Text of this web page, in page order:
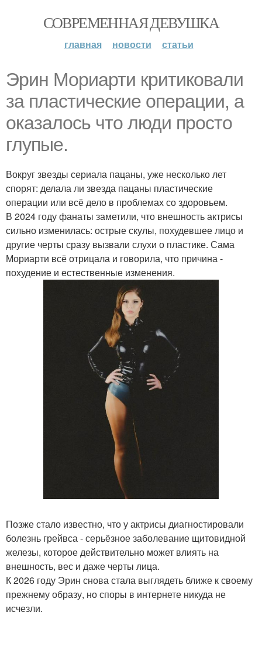
СОВРЕМЕННАЯ ДЕВУШКА
главная новости статьи
Эрин Мориарти критиковали
за пластические операции, а
оказалось что люди просто
глупые.
Вокруг звезды сериала пацаны, уже несколько лет
спорят: делала ли звезда пацаны пластические
операции или всё дело в проблемах со здоровьем.
В 2024 году фанаты заметили, что внешность актрисы
сильно изменилась: острые скулы, похудевшее лицо и
другие черты сразу вызвали слухи о пластике. Сама
Мориарти всё отрицала и говорила, что причина -
похудение и естественные изменения.
Позже стало известно, что у актрисы диагностировали
болезнь грейвса - серьёзное заболевание щитовидной
железы, которое действительно может влиять на
внешность, вес и даже черты лица.
К 2026 году Эрин снова стала выглядеть ближе к своему
прежнему образу, но споры в интернете никуда не
исчезли.